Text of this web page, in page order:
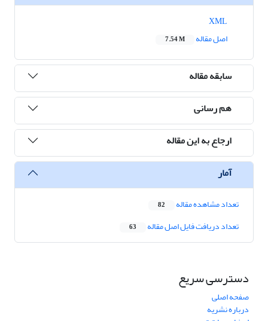
اصل مقاله
7.54 M
سابقه مقاله
هم رسانی
ارجاع به این مقاله
آمار
تعداد مشاهده مقاله 82
تعداد دریافت فایل اصل مقاله 63
دسترسی سریع
صفحه اصلی
درباره نشریه